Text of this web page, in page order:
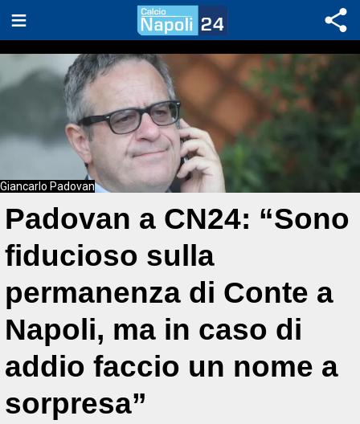
Giancarlo Padovan
Padovan a CN24: “Sono
fiducioso sulla
permanenza di Conte a
Napoli, ma in caso di
addio faccio un nome a
sorpresa”